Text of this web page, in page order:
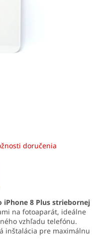
doručenia
iPhone 8 Plus striebornej
na fotoaparát, ideálne
vzhľadu telefónu.
inštalácia pre maximálnu